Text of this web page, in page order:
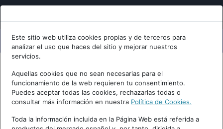
Este sitio web utiliza cookies propias y de terceros para
analizar el uso que haces del sitio y mejorar nuestros
servicios.
Aquellas cookies que no sean necesarias para el
funcionamiento de la web requieren tu consentimiento.
Puedes aceptar todas las cookies, rechazarlas todas o
consultar más información en nuestra Política de Cookies.
Toda la información incluida en la Página Web está referida a